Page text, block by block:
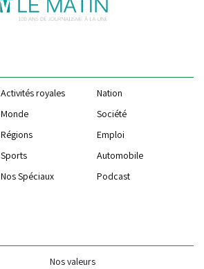
Activités royales
Nation
Monde
Société
Régions
Emploi
Sports
Automobile
Nos Spéciaux Podcast
Nos valeurs